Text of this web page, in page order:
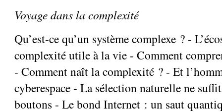
Voyage dans la complexité
Qu’est-ce qu’un système complexe ? -
complexité utile à la vie - Comment
- Comment naît la complexité ? - Et
cyberespace - La sélection naturelle ne
boutons - Le bond Internet : un saut